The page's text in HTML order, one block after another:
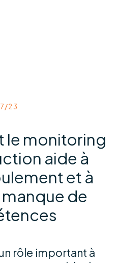
23
le monitoring
aide à
et à
de
rôle important à